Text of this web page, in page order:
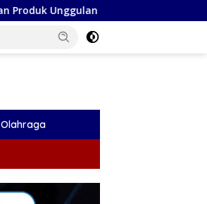
Ramalan Pisces Agustus 2026:
Olahraga